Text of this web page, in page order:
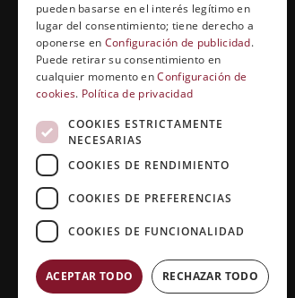
25004, Lleida. España
contenidos@grupoesneca.tv
pueden basarse en el interés legítimo en
lugar del consentimiento; tiene derecho a
oponerse en Configuración de publicidad.
Puede retirar su consentimiento en
cualquier momento enConfiguración de
cookies. Política de privacidad
COOKIES ESTRICTAMENTE
NECESARIAS
COOKIES DE RENDIMIENTO
COOKIES DE PREFERENCIAS
COOKIES DE FUNCIONALIDAD
ACEPTAR TODO RECHAZAR TODO